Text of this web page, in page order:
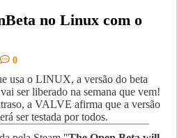
no Linux com o
0
usa o LINUX, a versão do beta
ser liberado na semana que vem!
a VALVE afirma que a versão
ser testada por todos.